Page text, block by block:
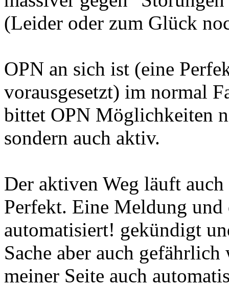
(Leider oder zum Glück
OPN an sich ist (eine
vorausgesetzt) im normal
bittet OPN Möglichkeiten
sondern auch aktiv.
Der aktiven Weg läuft
Perfekt. Eine Meldung
automatisiert! gekündigt
Sache aber auch
meiner Seite auch